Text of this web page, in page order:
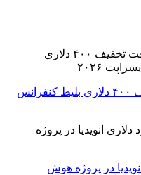
فرصت استثنایی: دریافت تخفیف ۴۰۰ دلاری بلیط کنفرانس
دلاری انویدیا در پروژه هوش